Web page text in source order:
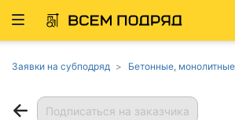
Развернуть
Заявки на субподряд Бетонные, монолитные работы, Монтажные работы, Монтаж свай, фундаментов,
Подписаться на заказчика